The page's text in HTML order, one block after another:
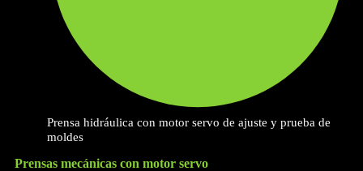
Prensa hidráulica con motor servo de ajuste y prueba de
moldes
Prensas mecánicas con motor servo